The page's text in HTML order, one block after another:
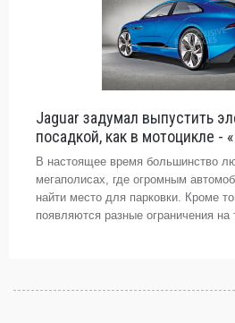
Jaguar задумал выпустить
посадкой, как в мотоцикле -
В настоящее время большинство
мегаполисах, где огромным
найти место для парковки. Кроме
появляются разные ограничения на